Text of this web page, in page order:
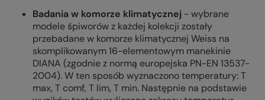
Badania w komorze klimatycznej - wybrane
modele śpiworów z każdej kolekcji zostały
przebadane w komorze klimatycznej Weiss na
skomplikowanym 16-elementowym manekinie
DIANA (zgodnie z normą europejska PN-EN 13537-
2004). W ten sposób wyznaczono temperatury: T
max, T comf, T lim, T min. Następnie na podstawie